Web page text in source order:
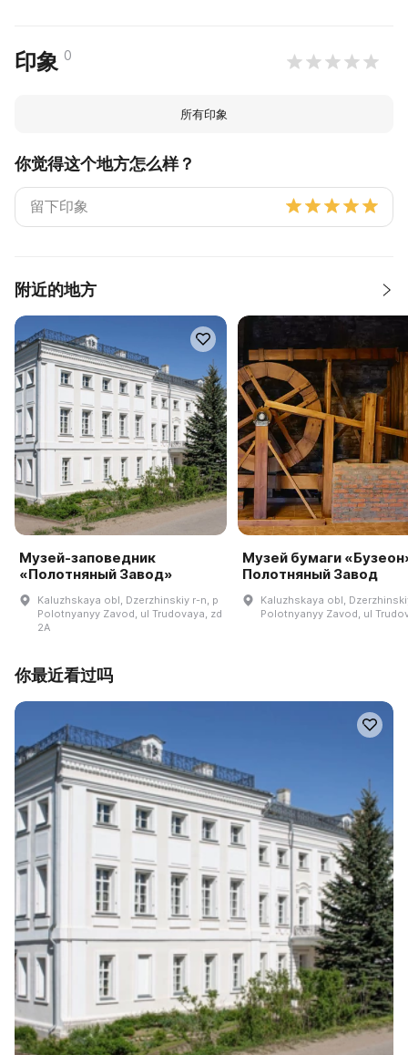
印象 0
所有印象
你觉得这个地方怎么样？
附近的地方
Музей-заповедник
«Полотняный Завод»
Kaluzhskaya obl, Dzerzhinskiy r-n, p
Polotnyanyy Zavod, ul Trudovaya, zd
2A
Музей бумаги
Полотняный Завод
Kaluzhskaya obl,
Polotnyanyy Zavod, ul
你最近看过吗